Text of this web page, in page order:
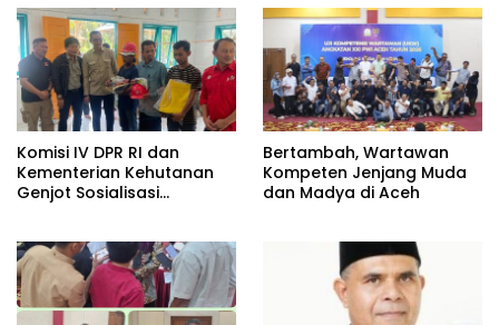
Komisi IV DPR RI dan
Kementerian Kehutanan
Genjot Sosialisasi
Bertambah, Wartawan
Kompeten Jenjang Muda
dan Madya di Aceh